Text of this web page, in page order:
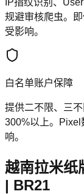
规避审核爬虫。
受影响。
白名单账户保障
提供二不限、三
300%以上。Pixel
响。
越南拉米纸
| BR21